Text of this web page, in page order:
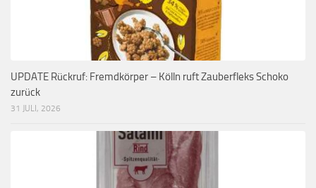
UPDATE Rückruf: Fremdkörper – Kölln ruft Zauberfleks Schoko
zurück
31 JULI, 2026